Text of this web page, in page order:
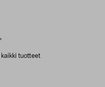
kaikki tuotteet